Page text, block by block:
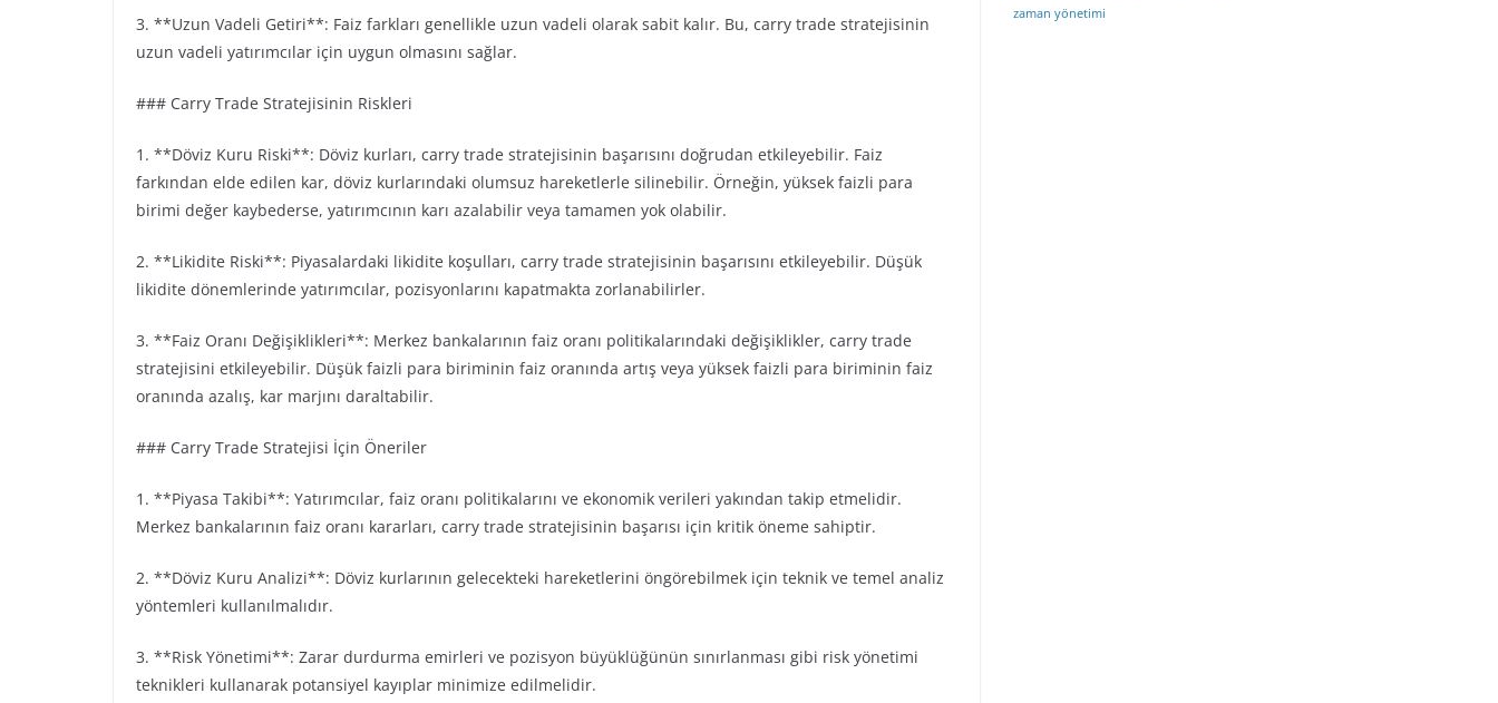
3. **Uzun Vadeli Getiri**: Faiz farkları genellikle uzun vadeli olarak sabit kalır. Bu, carry trade stratejisinin
uzun vadeli yatırımcılar için uygun olmasını sağlar.
### Carry Trade Stratejisinin Riskleri
1. **Döviz Kuru Riski**: Döviz kurları, carry trade stratejisinin başarısını doğrudan etkileyebilir. Faiz
farkından elde edilen kar, döviz kurlarındaki olumsuz hareketlerle silinebilir. Örneğin, yüksek faizli para
birimi değer kaybederse, yatırımcının karı azalabilir veya tamamen yok olabilir.
2. **Likidite Riski**: Piyasalardaki likidite koşulları, carry trade stratejisinin başarısını etkileyebilir. Düşük
likidite dönemlerinde yatırımcılar, pozisyonlarını kapatmakta zorlanabilirler.
3. **Faiz Oranı Değişiklikleri**: Merkez bankalarının faiz oranı politikalarındaki değişiklikler, carry trade
stratejisini etkileyebilir. Düşük faizli para biriminin faiz oranında artış veya yüksek faizli para biriminin faiz
oranında azalış, kar marjını daraltabilir.
### Carry Trade Stratejisi İçin Öneriler
1. **Piyasa Takibi**: Yatırımcılar, faiz oranı politikalarını ve ekonomik verileri yakından takip etmelidir.
Merkez bankalarının faiz oranı kararları, carry trade stratejisinin başarısı için kritik öneme sahiptir.
2. **Döviz Kuru Analizi**: Döviz kurlarının gelecekteki hareketlerini öngörebilmek için teknik ve temel analiz
yöntemleri kullanılmalıdır.
3. **Risk Yönetimi**: Zarar durdurma emirleri ve pozisyon büyüklüğünün sınırlanması gibi risk yönetimi
teknikleri kullanarak potansiyel kayıplar minimize edilmelidir.
zaman yönetimi